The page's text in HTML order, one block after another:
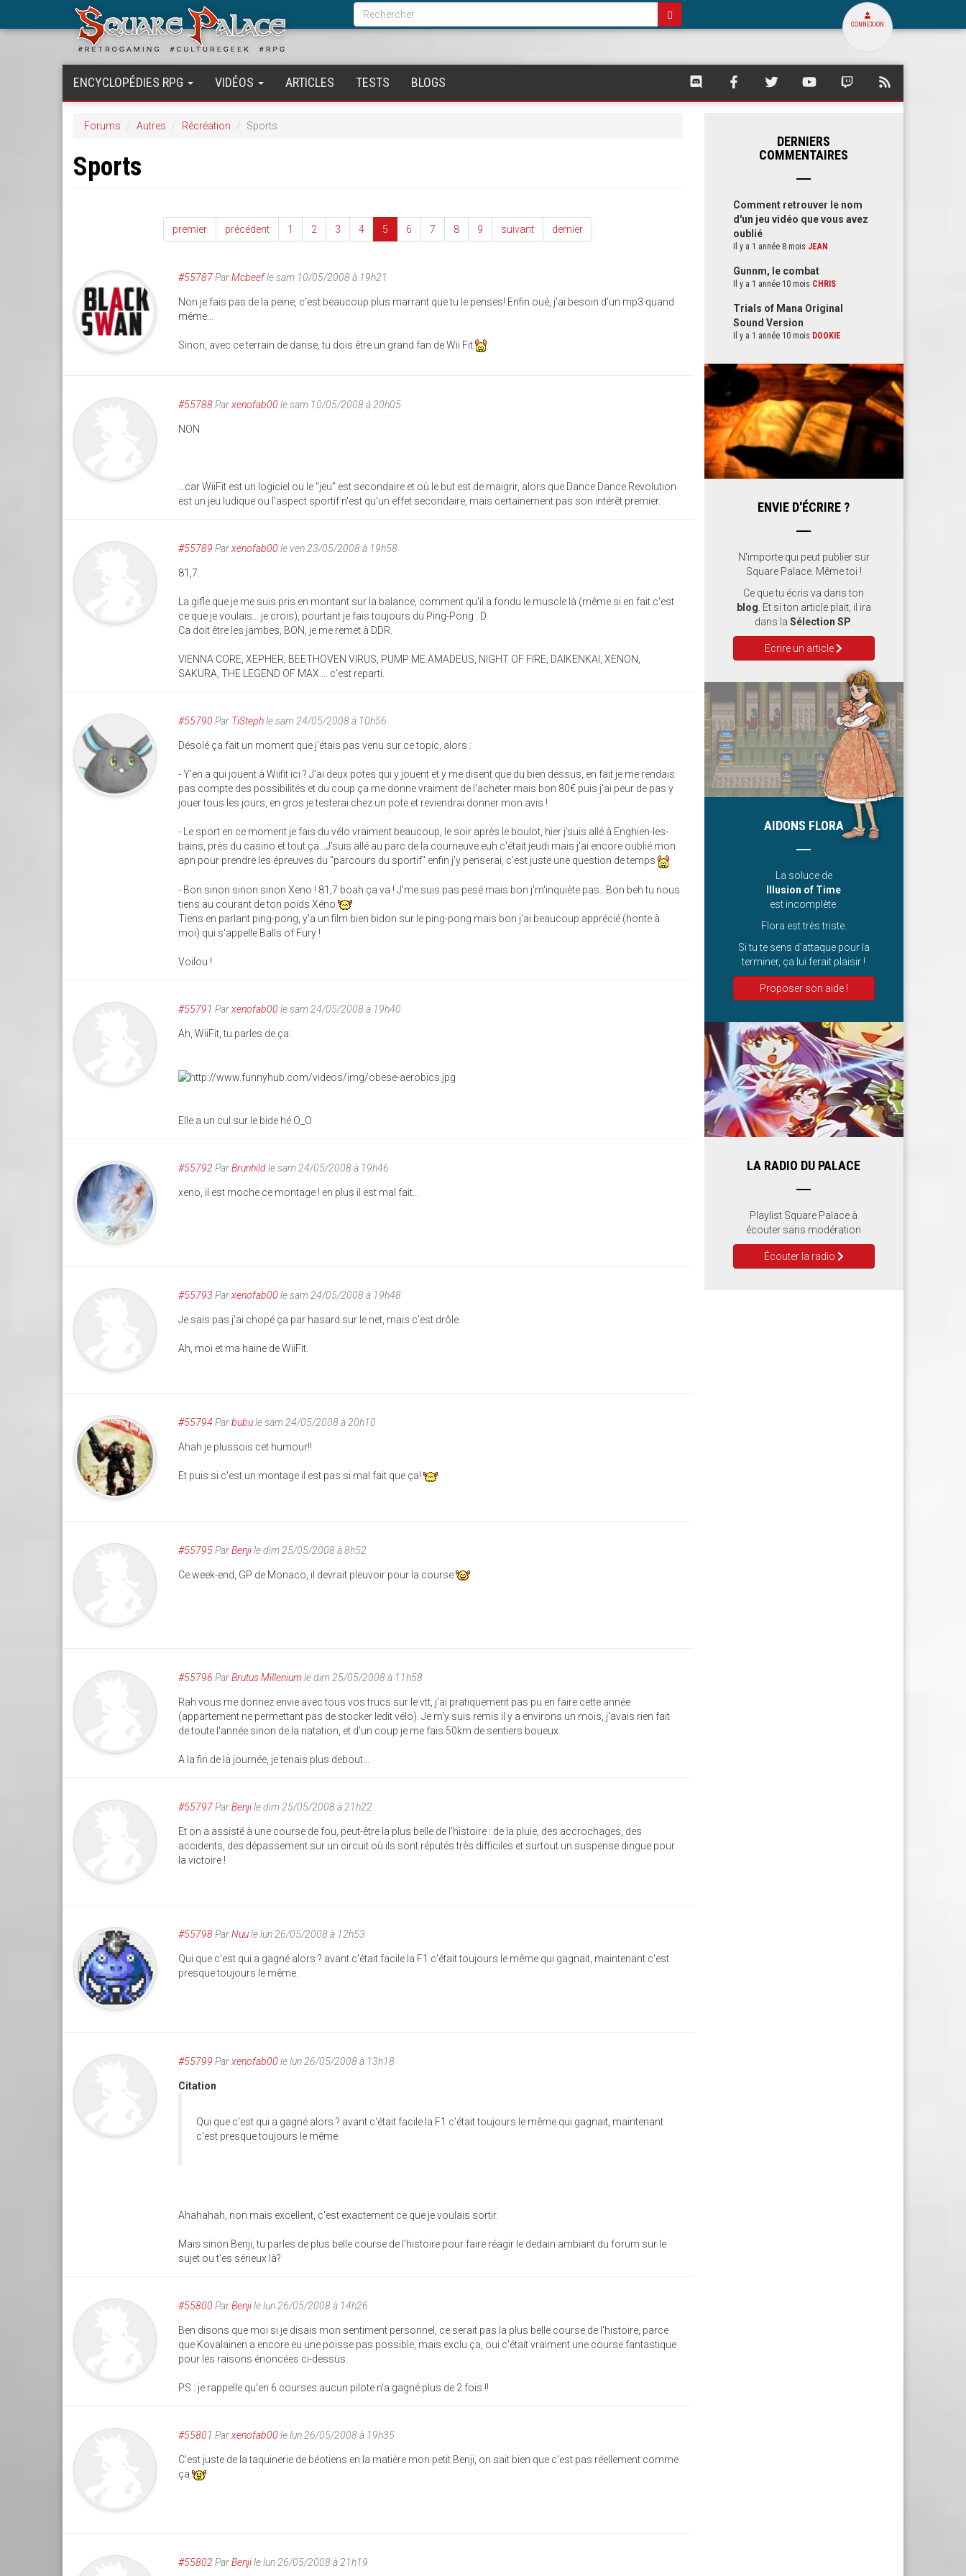
Formulaire
de
recherche
Rechercher
CONNEXION
ENCYCLOPÉDIES RPG VIDÉOS ARTICLES TESTS BLOGS
SQUARE
SQUARE SQUARE SQUARE SQUARE
Forums Autres Récréation Sports
Sports
premier précédent 1 2 3 4 5 6 7 8 9 suivant dernier
#55787ParMcbeefle sam 10/05/2008 à 19h21
Non je fais pas de la peine, c'est beaucoup plus marrant que tu le penses! Enfin oué, j'ai besoin d'un mp3 quand
même...
Sinon, avec ce terrain de danse, tu dois être un grand fan de Wii Fit
#55788Parxenofab00 le sam 10/05/2008 à 20h05
NON
...car WiiFit est un logiciel ou le "jeu" est secondaire et où le but est de maigrir, alors que Dance Dance Revolution
est un jeu ludique ou l'aspect sportif n'est qu'un effet secondaire, mais certainement pas son intérêt premier.
#55789 Parxenofab00 le ven 23/05/2008 à 19h58
81,7.
La gifle que je me suis pris en montant sur la balance, comment qu'il a fondu le muscle là (même si en fait c'est
ce que je voulais... je crois), pourtant je fais toujours du Ping-Pong : D.
Ca doit être les jambes, BON, je me remet à DDR.
VIENNA CORE, XEPHER, BEETHOVEN VIRUS, PUMP ME AMADEUS, NIGHT OF FIRE, DAIKENKAI, XENON,
SAKURA, THE LEGEND OF MAX.... c'est reparti.
#55790 Par TiStephle sam 24/05/2008 à 10h56
Désolé ça fait un moment que j'étais pas venu sur ce topic, alors :
- Y'en a qui jouent à Wiifit ici ? J'ai deux potes qui y jouent et y me disent que du bien dessus, en fait je me rendais
pas compte des possibilités et du coup ça me donne vraiment de l'acheter mais bon 80€ puis j'ai peur de pas y
jouer tous les jours, en gros je testerai chez un pote et reviendrai donner mon avis !
- Le sport en ce moment je fais du vélo vraiment beaucoup, le soir après le boulot, hier j'suis allé à Enghien-les-
bains, près du casino et tout ça...J'suis allé au parc de la courneuve euh c'était jeudi mais j'ai encore oublié mon
apn pour prendre les épreuves du "parcours du sportif" enfin j'y penserai, c'est juste une question de temps
- Bon sinon sinon sinon Xeno ! 81,7 boah ça va ! J'me suis pas pesé mais bon j'm'inquiète pas...Bon beh tu nous
tiens au courant de ton poids Xéno
Tiens en parlant ping-pong, y'a un film bien bidon sur le ping-pong mais bon j'ai beaucoup apprécié (honte à
moi) qui s'appelle Balls of Fury !
Voilou !
#55791 Parxenofab00 le sam 24/05/2008 à 19h40
Ah, WiiFit, tu parles de ça:
Elle a un cul sur le bide hé O_O
#55792 ParBrunhildle sam 24/05/2008 à 19h46
xeno, il est moche ce montage ! en plus il est mal fait...
#55793 Parxenofab00 le sam 24/05/2008 à 19h48
Je sais pas j'ai chopé ça par hasard sur le net, mais c'est drôle.
Ah, moi et ma haine de WiiFit.
#55794 Parbubule sam 24/05/2008 à 20h10
Ahah je plussois cet humour!!
Et puis si c'est un montage il est pas si mal fait que ça!
#55795ParBenjile dim 25/05/2008 à 8h52
Ce week-end, GP de Monaco, il devrait pleuvoir pour la course
#55796 ParBrutus Milleniumle dim 25/05/2008 à 11h58
Rah vous me donnez envie avec tous vos trucs sur le vtt, j'ai pratiquement pas pu en faire cette année
(appartement ne permettant pas de stocker ledit vélo). Je m'y suis remis il y a environs un mois, j'avais rien fait
de toute l'année sinon de la natation, et d'un coup je me fais 50km de sentiers boueux.
A la fin de la journée, je tenais plus debout...
#55797ParBenjile dim 25/05/2008 à 21h22
Et on a assisté à une course de fou, peut-être la plus belle de l'histoire : de la pluie, des accrochages, des
accidents, des dépassement sur un circuit où ils sont réputés très difficiles et surtout un suspense dingue pour
la victoire !
#55798ParNuule lun 26/05/2008 à 12h53
Qui que c'est qui a gagné alors ? avant c'était facile la F1 c'était toujours le même qui gagnait, maintenant c'est
presque toujours le même.
#55799 Parxenofab00 le lun 26/05/2008 à 13h18
Citation
Qui que c'est qui a gagné alors ? avant c'était facile la F1 c'était toujours le même qui gagnait, maintenant
c'est presque toujours le même.
Ahahahah, non mais excellent, c'est exactement ce que je voulais sortir.
Mais sinon Benji, tu parles de plus belle course de l'histoire pour faire réagir le dedain ambiant du forum sur le
sujet ou t'es sérieux là?
#55800 ParBenjile lun 26/05/2008 à 14h26
Ben disons que moi si je disais mon sentiment personnel, ce serait pas la plus belle course de l'histoire, parce
que Kovalainen a encore eu une poisse pas possible, mais exclu ça, oui c'était vraiment une course fantastique
pour les raisons énoncées ci-dessus.
PS : je rappelle qu'en 6 courses aucun pilote n'a gagné plus de 2 fois !!
#55801 Parxenofab00 le lun 26/05/2008 à 19h35
C'est juste de la taquinerie de béotiens en la matière mon petit Benji, on sait bien que c'est pas réellement comme
ça
#55802 ParBenjile lun 26/05/2008 à 21h19
DERNIERS
COMMENTAIRES
Comment retrouver le nom
d'un jeu vidéo que vous avez
oublié
Il y a 1 année 8 mois JEAN
Gunnm, le combat
Il y a 1 année 10 mois CHRIS
Trials of Mana Original
Sound Version
Il y a 1 année 10 mois DOOKIE
ENVIE D'ÉCRIRE ?
N'importe qui peut publier sur
Square Palace. Même toi !
Ce que tu écris va dans ton
blog . Et si ton article plait, il ira
dans la Sélection SP
Ecrire un article
AIDONS FLORA
La soluce de
Illusion of Time
est incomplète.
Flora est très triste.
Si tu te sens d’attaque pour la
terminer, ça lui ferait plaisir !
Proposer son aide !
LA RADIO DU PALACE
Playlist Square Palace à
écouter sans modération
Écouter la radio